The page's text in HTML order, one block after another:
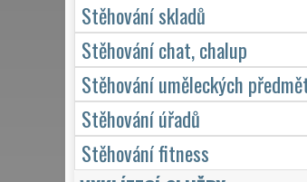
Stěhování skladů
Stěhování chat, chalup
Stěhování uměleckých
Stěhování úřadů
Stěhování fitness